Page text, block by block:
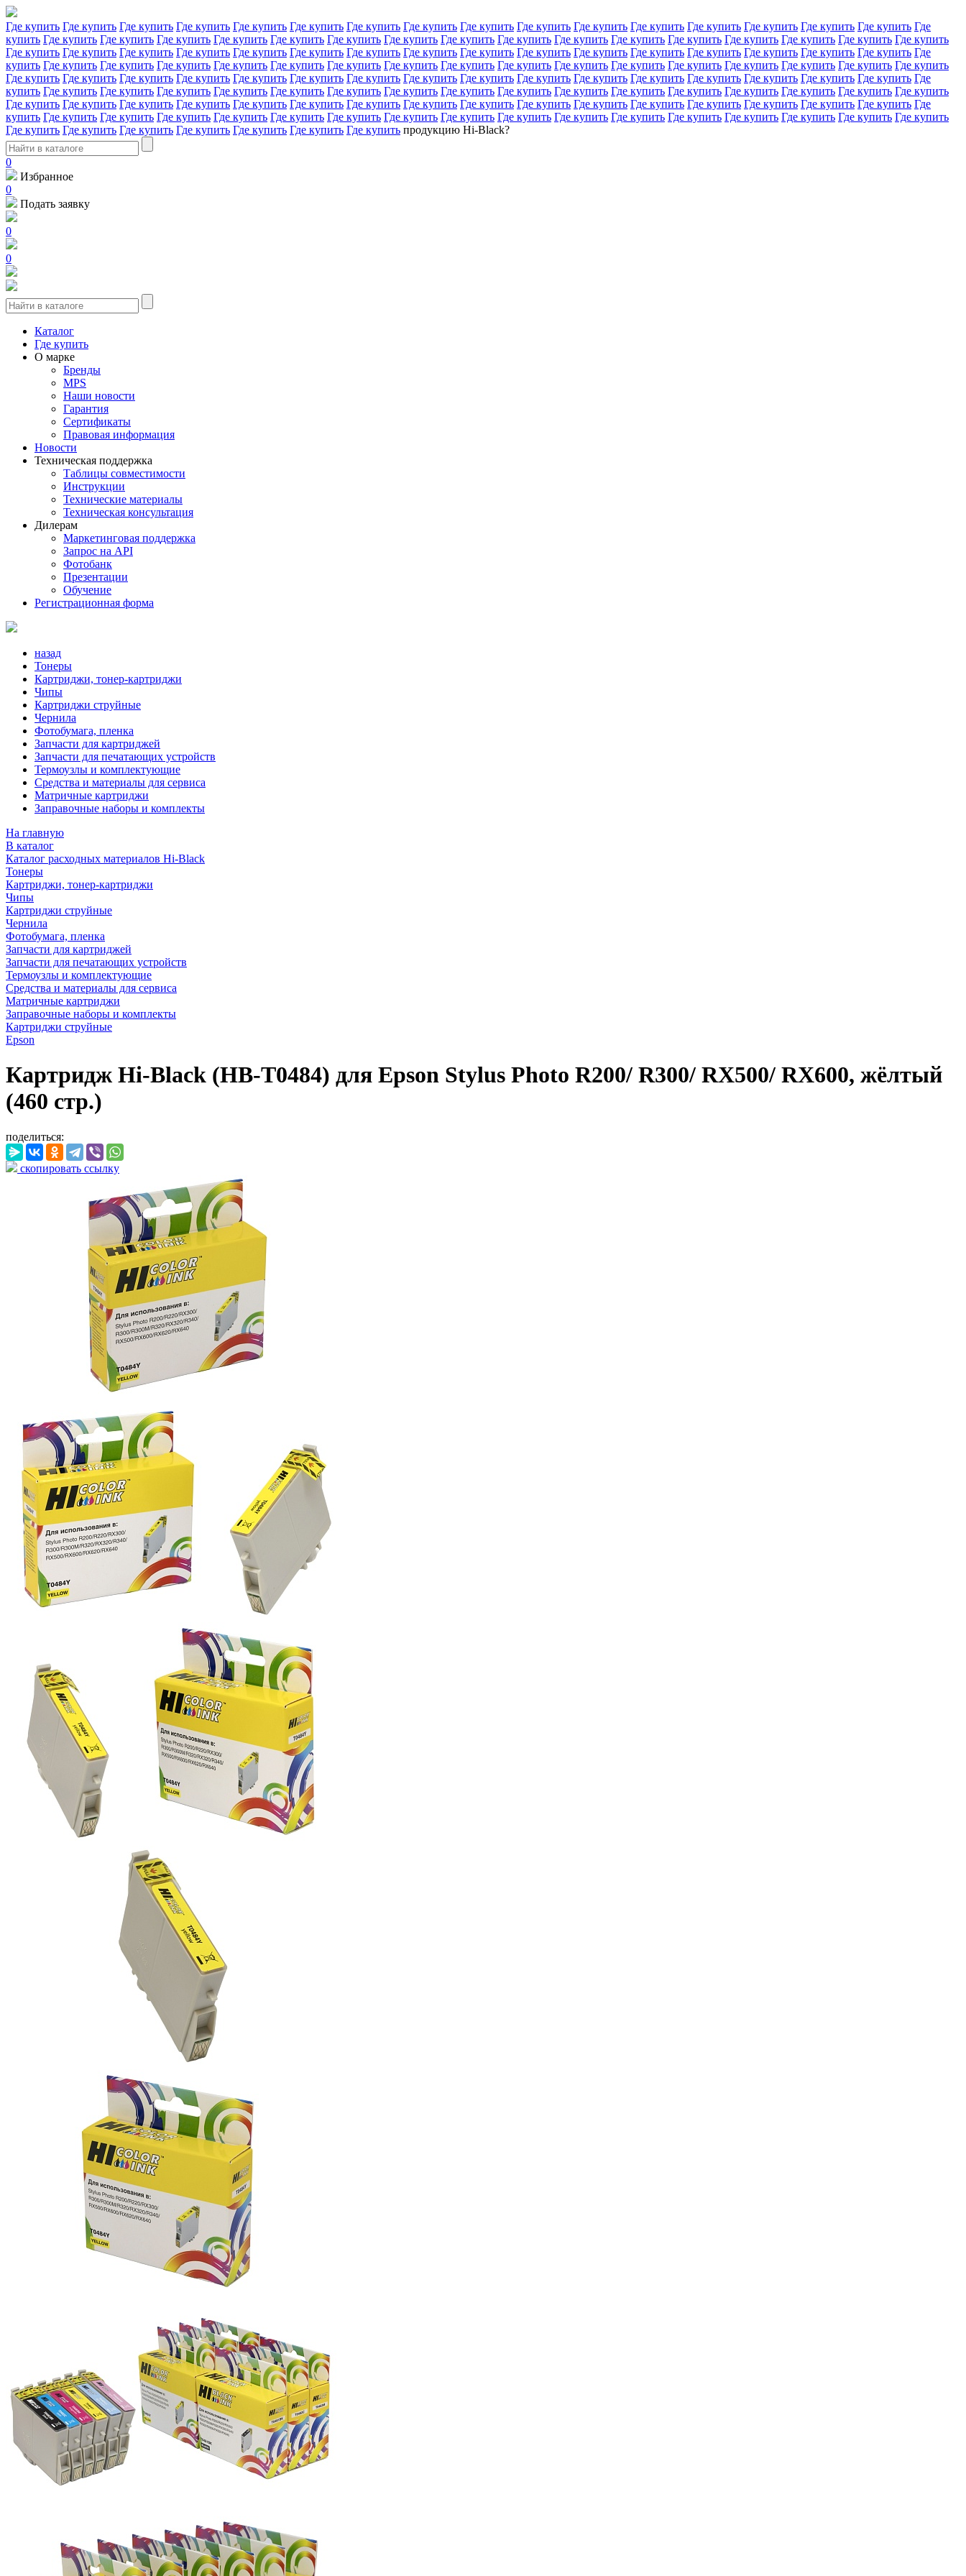
Где купить Где купить Где купить Где купить Где купить Где купить Где купить Где купить Где купить Где купить Где купить Где купить Где купить Где купить Где купить Где купить Где
купить Где купить Где купить Где купить Где купить Где купить Где купить Где купить Где купить Где купить Где купить Где купить Где купить Где купить Где купить Где купить Где купить
Где купить Где купить Где купить Где купить Где купить Где купить Где купить Где купить Где купить Где купить Где купить Где купить Где купить Где купить Где купить Где купить Где
купить Где купить Где купить Где купить Где купить Где купить Где купить Где купить Где купить Где купить Где купить Где купить Где купить Где купить Где купить Где купить Где купить
Где купить Где купить Где купить Где купить Где купить Где купить Где купить Где купить Где купить Где купить Где купить Где купить Где купить Где купить Где купить Где купить Где
купить Где купить Где купить Где купить Где купить Где купить Где купить Где купить Где купить Где купить Где купить Где купить Где купить Где купить Где купить Где купить Где купить
Где купить Где купить Где купить Где купить Где купить Где купить Где купить Где купить Где купить Где купить Где купить Где купить Где купить Где купить Где купить Где купить Где
купить Где купить Где купить Где купить Где купить Где купить Где купить Где купить Где купить Где купить Где купить Где купить Где купить Где купить Где купить Где купить Где купить
Где купить Где купить Где купить Где купить Где купить Где купить Где купить продукцию Hi-Black?
0
Избранное
0
Подать заявку
0
0
Каталог
Где купить
О марке
Бренды
MPS
Наши новости
Гарантия
Сертификаты
Правовая информация
Новости
Техническая поддержка
Таблицы совместимости
Инструкции
Технические материалы
Техническая консультация
Дилерам
Маркетинговая поддержка
Запрос на API
Фотобанк
Презентации
Обучение
Регистрационная форма
назад
Тонеры
Картриджи, тонер-картриджи
Чипы
Картриджи струйные
Чернила
Фотобумага, пленка
Запчасти для картриджей
Запчасти для печатающих устройств
Термоузлы и комплектующие
Средства и материалы для сервиса
Матричные картриджи
Заправочные наборы и комплекты
На главную
В каталог
Каталог расходных материалов Hi-Black
Тонеры
Картриджи, тонер-картриджи
Чипы
Картриджи струйные
Чернила
Фотобумага, пленка
Запчасти для картриджей
Запчасти для печатающих устройств
Термоузлы и комплектующие
Средства и материалы для сервиса
Матричные картриджи
Заправочные наборы и комплекты
Картриджи струйные
Epson
Картридж Hi-Black (HB-T0484) для Epson Stylus Photo R200/ R300/ RX500/ RX600, жёлтый
(460 стр.)
поделиться:
скопировать ссылку